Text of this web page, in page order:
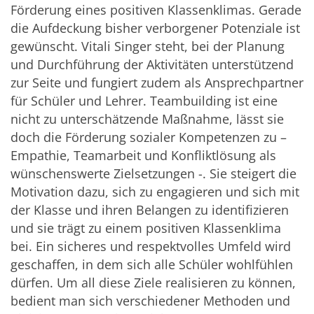
Förderung eines positiven Klassenklimas. Gerade
die Aufdeckung bisher verborgener Potenziale ist
gewünscht. Vitali Singer steht, bei der Planung
und Durchführung der Aktivitäten unterstützend
zur Seite und fungiert zudem als Ansprechpartner
für Schüler und Lehrer. Teambuilding ist eine
nicht zu unterschätzende Maßnahme, lässt sie
doch die Förderung sozialer Kompetenzen zu –
Empathie, Teamarbeit und Konfliktlösung als
wünschenswerte Zielsetzungen -. Sie steigert die
Motivation dazu, sich zu engagieren und sich mit
der Klasse und ihren Belangen zu identifizieren
und sie trägt zu einem positiven Klassenklima
bei. Ein sicheres und respektvolles Umfeld wird
geschaffen, in dem sich alle Schüler wohlfühlen
dürfen. Um all diese Ziele realisieren zu können,
bedient man sich verschiedener Methoden und